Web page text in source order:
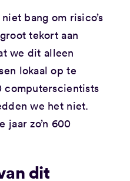
bang om risico’s
tekort aan
we dit alleen
lokaal op te
we het niet.
jaar zo’n 600
dit